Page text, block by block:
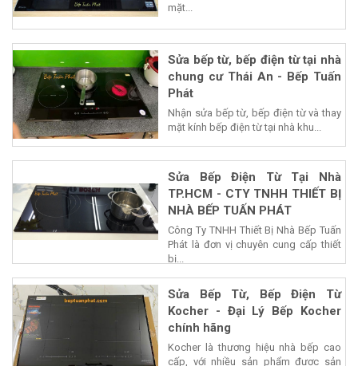
mặt...
Sửa bếp từ, bếp điện từ tại nhà
chung cư Thái An - Bếp Tuấn
Phát
Nhận sửa bếp từ, bếp điện từ và thay
mặt kính bếp điện từ tại nhà khu...
Sửa Bếp Điện Từ Tại Nhà
TP.HCM - CTY TNHH THIẾT BỊ
NHÀ BẾP TUẤN PHÁT
Công Ty TNHH Thiết Bị Nhà Bếp Tuấn
Phát là đơn vị chuyên cung cấp thiết
bị...
Sửa Bếp Từ, Bếp Điện Từ
Kocher - Đại Lý Bếp Kocher
chính hãng
Kocher là thương hiệu nhà bếp cao
cấp, với nhiều sản phẩm được sản